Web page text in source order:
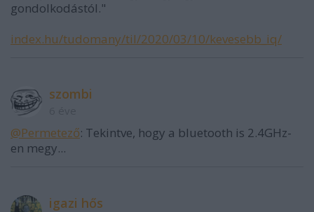
gondolkodástól."
index.hu/tudomany/til/2020/03/10/kevesebb_iq/
szombi
@Permetező: Tekintve, hogy a bluetooth is 2.4GHz-
en megy...
igazi hős